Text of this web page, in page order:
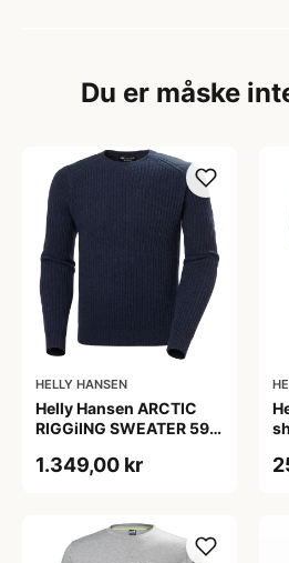
Du er måske
HELLY HANSEN
Helly Hansen ARCTIC
RIGGiING SWEATER 597
1.349,00 kr